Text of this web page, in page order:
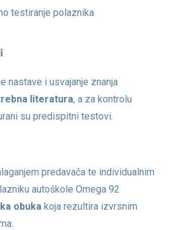
testiranje polaznika
nastave i usvajanje znanja
literatura, a za kontrolu
su predispitni testovi.
predavača te individualnim
autoškole Omega 92
obuka koja rezultira izvrsnim